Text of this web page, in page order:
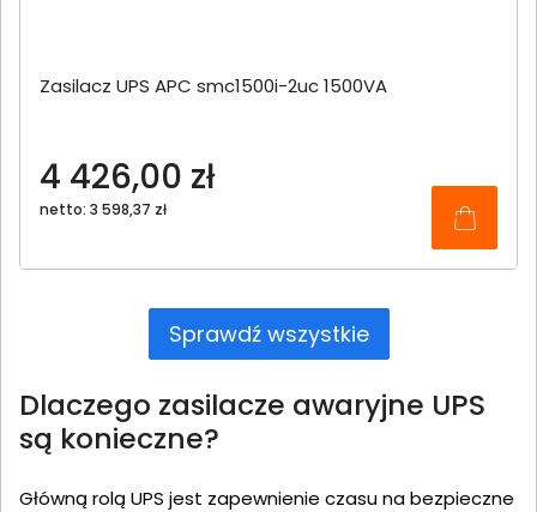
Zasilacz UPS APC smc1500i-2uc 1500VA
4 426,00 zł
netto: 3 598,37 zł
Sprawdź wszystkie
Dlaczego zasilacze awaryjne UPS
są konieczne?
Główną rolą UPS jest zapewnienie czasu na bezpieczne